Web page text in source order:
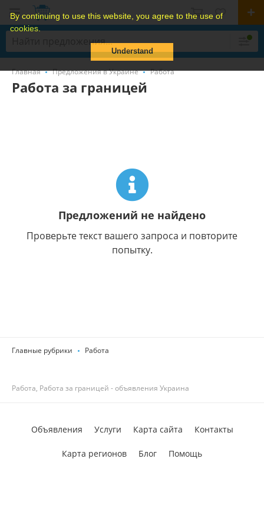
By continuing to use this website, you agree to the use of
cookies.
Understand
Главная Предложения в Украине Работа
Работа за границей
Предложений не найдено
Проверьте текст вашего запроса и повторите
попытку.
Главные рубрики Работа
Работа, Работа за границей - объявления Украина
Объявления Услуги Карта сайта Контакты
Карта регионов Блог Помощь